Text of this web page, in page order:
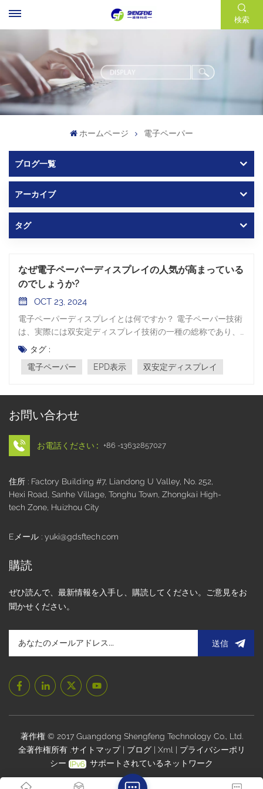
検索
ホームページ 電子ペーパー
ブログ一覧
アーカイブ
タグ
なぜ電子ペーパーディスプレイの人気が高まっている
のでしょうか?
OCT 23, 2024
電子ペーパーディスプレイとは何ですか？ 電子ペーパー技術
は、実際には双安定ディスプレイ技術の一種の総称であり、
英語名は E-paper です。これは主に電気泳動ディスプレイ
(EPD) と呼ばれ、天然紙に近い表示効果を提供すると同時
に、一般的な LCD ディスプレイと同様に表示コンテンツを連
ィスプレイの利点: 目に優しい： EPD ディスプレイは、視覚
効果において紙の書籍に非常に近い読書体験を提供し、電子
画面のぎらつきを回避し、読書の疲労を軽減します。ハイコ
ントラスト: EPD ディスプレイは、紙印刷物と同様の高コン
トラストと広視野角を備え、死角のない優れた視認性を実現
持ち、太陽光の下でも鮮明な表示効果を維持できます。この
機能により、屋外用途において EPD ディスプレイに大きな利
点がもたらされます。低エネルギー消費: EPD ディスプレイ
ー効率が非常に優れています。電力を消費するのは更新時の
示されたままになります。この低電力特性により、EPD ディ
い: EPDディスプレイモジュールは、厚さが約1mmと通常の
液晶ディスプレイの半分以下と薄型・軽量です。これによ
スプレイのバックプレーンは、より堅牢で耐久性のある構造
で、TFT ガラスだけでなく PCB や FPC 基板などのさまざま
な材料に適用できます。これにより、EPD ディスプレイ モジ
す。柔軟性: EPD ディスプレイが FPC 基板などのプラスチッ
ク材料上に製造される場合、フレキシブル ディスプレイにな
ディスプレイの欠点: 遅いリフレッシュレート: 粒子の動きに
依存する電気泳動技術のため、EPD ディスプレイのリフレッ
シュ レートは最大数百ミリ秒と遅く、ビデオ アプリケーショ
ンには不十分です。したがって、EPD 表示は現在、頻繁に変
更されない静的なコンテンツを表示するために主に使用され
タグ :
電子ペーパー
EPD表示 双安定ディスプレイ
お問い合わせ
お電話ください : +86 -13632857027
住所 : Factory Building #7, Liandong U Valley, No. 252,
Hexi Road, Sanhe Village, Tonghu Town, Zhongkai High-
tech Zone, Huizhou City
Eメール : yuki@gdsftech.com
購読
ぜひ読んで、最新情報を入手し、購読してください。ご意見をお
聞かせください。
送信
著作権 © 2017 Guangdong Shengfeng Technology Co., Ltd.
全著作権所有 . サイトマップ ブログ Xml
プライバシーポリ
シー
サポートされているネットワーク